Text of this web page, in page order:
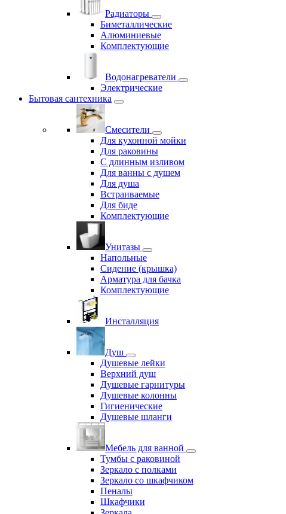
Радиаторы
Биметаллические
Алюминиевые
Комплектующие
Водонагреватели
Электрические
Бытовая сантехника
Смесители
Для кухонной мойки
Для раковины
С длинным изливом
Для ванны с душем
Для душа
Встраиваемые
Для биде
Комплектующие
Унитазы
Напольные
Сидение (крышка)
Арматура для бачка
Комплектующие
Инсталляция
Душ
Душевые лейки
Верхний душ
Душевые гарнитуры
Душевые колонны
Гигиенические
Душевые шланги
Мебель для ванной
Тумбы с раковиной
Зеркало с полками
Зеркало со шкафчиком
Пеналы
Шкафчики